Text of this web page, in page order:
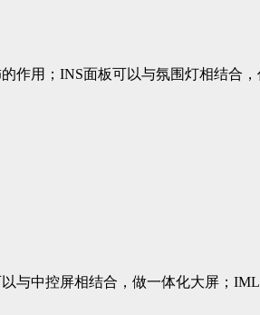
用；INS面板可以与氛围灯相结合
中控屏相结合，做一体化大屏；